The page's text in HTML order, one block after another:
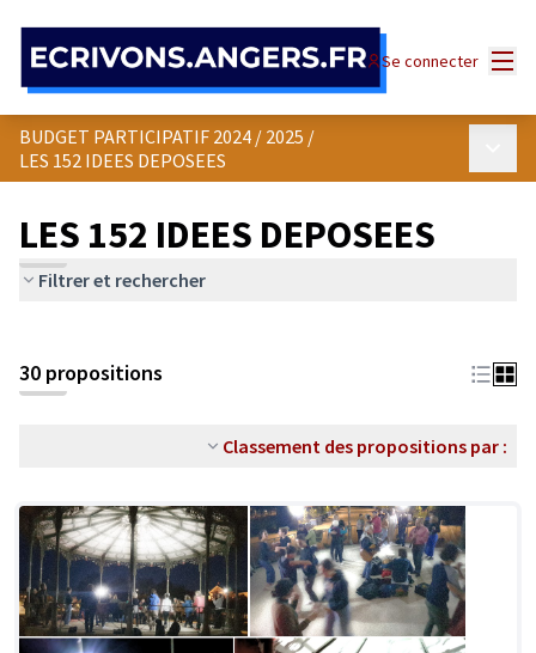
Se connecter
BUDGET PARTICIPATIF 2024 / 2025 /
LES 152 IDEES DEPOSEES
LES 152 IDEES DEPOSEES
Filtrer et rechercher
30 propositions
Classement des propositions par :